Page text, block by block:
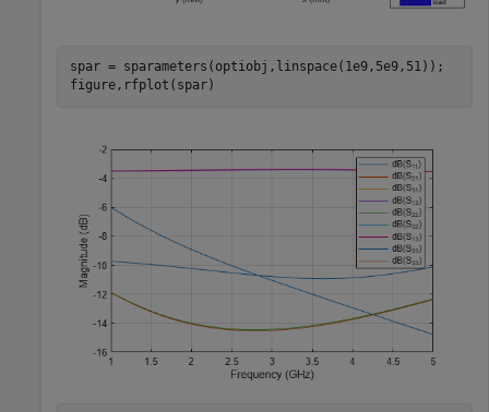
spar = sparameters(optiobj,linspace(1e9,5e9,51));
figure,rfplot(spar)